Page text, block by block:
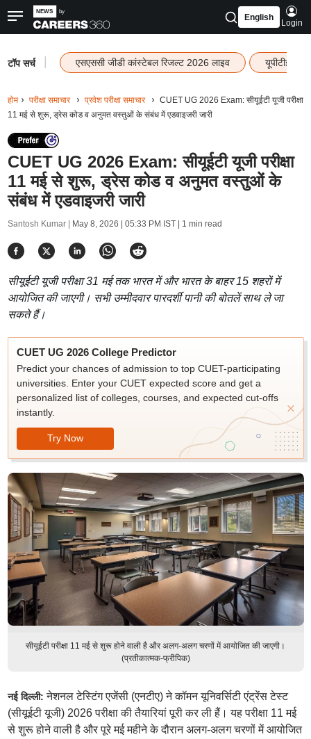
English
Login
टॉप सर्च एसएससी जीडी कांस्टेबल रिजल्ट 2026 लाइव यूपीटीईटी
होम परीक्षा समाचार प्रवेश परीक्षा समाचार
CUET UG 2026 Exam: सीयूईटी यूजी परीक्षा
11 मई से शुरू, ड्रेस कोड व अनुमत वस्तुओं के संबंध में एडवाइजरी जारी
CUET UG 2026 Exam: सीयूईटी यूजी परीक्षा
11 मई से शुरू, ड्रेस कोड व अनुमत वस्तुओं के
संबंध में एडवाइजरी जारी
Santosh Kumar | May 8, 2026 | 05:33 PM IST| 1 min read
सीयूईटी यूजी परीक्षा 31 मई तक भारत में और भारत के बाहर 15 शहरों में
आयोजित की जाएगी। सभी उम्मीदवार पारदर्शी पानी की बोतलें साथ ले जा
सकते हैं।
CUET UG 2026 College Predictor
Predict your chances of admission to top CUET-participating
universities. Enter your CUET expected score and get a
personalized list of colleges, courses, and expected cut-offs
instantly.
Try Now
सीयूईटी परीक्षा 11 मई से शुरू होने वाली है और अलग-अलग चरणों में आयोजित की जाएगी।
(प्रतीकात्मक-फ्रीपिक)
नई दिल्ली:नेशनल टेस्टिंग एजेंसी (एनटीए) ने कॉमन यूनिवर्सिटी एंट्रेंस टेस्ट
(सीयूईटी यूजी) 2026 परीक्षा की तैयारियां पूरी कर ली हैं। यह परीक्षा 11 मई
से शुरू होने वाली है और पूरे मई महीने के दौरान अलग-अलग चरणों में आयोजित